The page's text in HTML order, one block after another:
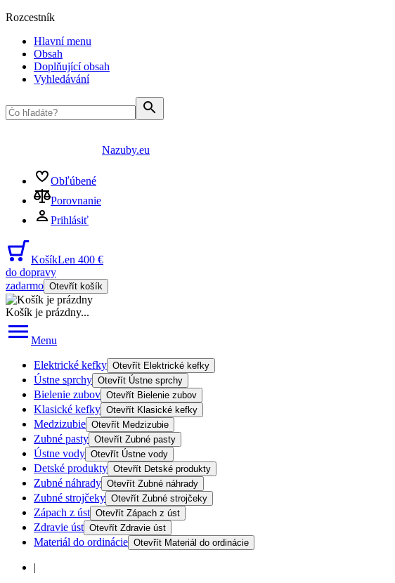
Rozcestník
Hlavní menu
Obsah
Doplňující obsah
Vyhledávání
Nazuby.eu
Obľúbené
Porovnanie
Prihlásiť
KošíkLen 400 €
do dopravy
zadarmo Otevřít košík
Košík je prázdny...
Menu
Elektrické kefky Otevřít Elektrické kefky
Ústne sprchy Otevřít Ústne sprchy
Bielenie zubov Otevřít Bielenie zubov
Klasické kefky Otevřít Klasické kefky
Medzizubie Otevřít Medzizubie
Zubné pasty Otevřít Zubné pasty
Ústne vody Otevřít Ústne vody
Detské produkty Otevřít Detské produkty
Zubné náhrady Otevřít Zubné náhrady
Zubné strojčeky Otevřít Zubné strojčeky
Zápach z úst Otevřít Zápach z úst
Zdravie úst Otevřít Zdravie úst
Materiál do ordinácie Otevřít Materiál do ordinácie
|